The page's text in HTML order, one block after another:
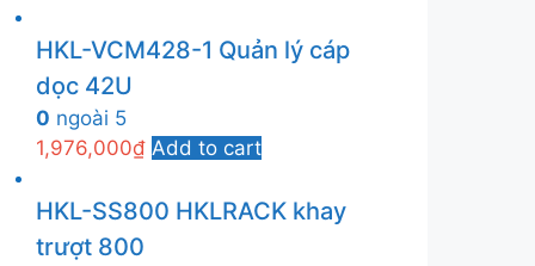
HKL-VCM428-1 Quản lý cáp
dọc 42U
0 ngoài 5
1,976,000₫ Add to cart
HKL-SS800 HKLRACK khay
trượt 800